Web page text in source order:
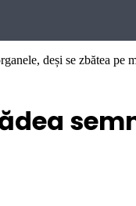
deși se zbătea pe